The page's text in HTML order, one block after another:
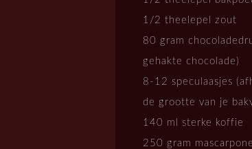
1/2 theelepel zout
80 gram
gehakte chocolade)
8-12 speculaasjes
de grootte van je
140 ml sterke koffie
250 gram mascarpone